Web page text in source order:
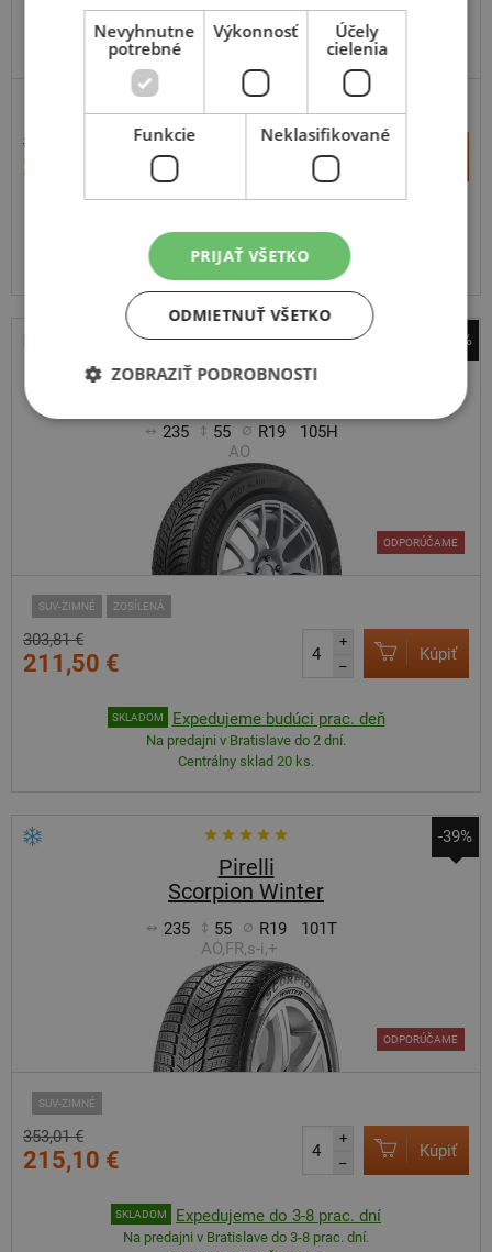
ODPORÚČAME
345,63 €
213,30 €
+
Na predajni v Bratislave do 3-8 prac. dní.
Centrálny sklad ČR 20 ks.
-30%
Michelin
235 55 R19
105H
AO
SUV-ZIMNÉ ZOSÍLENÁ
ODPORÚČAME
303,81 €
211,50 €
+
–
Kúpiť
SKLADOM Expedujeme budúci prac. deň
Na predajni v Bratislave do 2 dní.
Centrálny sklad 20 ks.
-39%
Pirelli
Scorpion Winter
235 55 R19
101T
AO,FR,s-i,+
SUV-ZIMNÉ
ODPORÚČAME
353,01 €
215,10 €
+
–
Kúpiť
SKLADOM Expedujeme do 3-8 prac. dní
Na predajni v Bratislave do 3-8 prac. dní.
Nevyhnutne
potrebné
Výkonnosť
Účely
cielenia
Funkcie Neklasifikované
PRIJAŤ VŠETKO
ODMIETNUŤ VŠETKO
ZOBRAZIŤ PODROBNOSTI